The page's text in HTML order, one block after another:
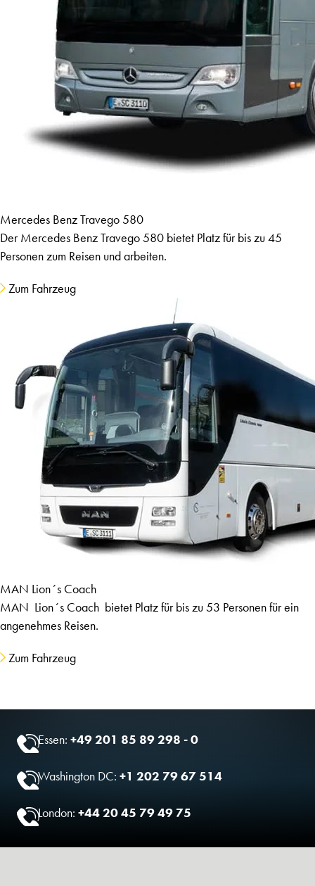
Mercedes Benz Travego 580
Der Mercedes Benz Travego 580 bietet Platz für bis zu 45
Personen zum Reisen und arbeiten.
Zum Fahrzeug
MAN Lion´s Coach
MAN Lion´s Coach bietet Platz für bis zu 53 Personen für ein
angenehmes Reisen.
Zum Fahrzeug
Essen:+49 201 85 89 298 - 0
Washington DC:+1 202 79 67 514
London:+44 20 45 79 49 75